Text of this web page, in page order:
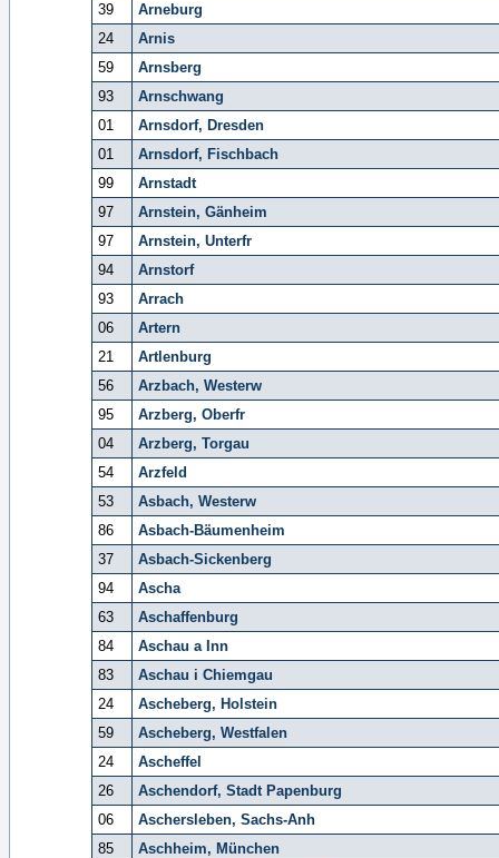
39
Arneburg
24
Arnis
59
Arnsberg
93
Arnschwang
01
Arnsdorf, Dresden
01
Arnsdorf, Fischbach
99
Arnstadt
97
Arnstein, Gänheim
97
Arnstein, Unterfr
94
Arnstorf
93
Arrach
06
Artern
21
Artlenburg
56
Arzbach, Westerw
95
Arzberg, Oberfr
04
Arzberg, Torgau
54
Arzfeld
53
Asbach, Westerw
86
Asbach-Bäumenheim
37
Asbach-Sickenberg
94
Ascha
63
Aschaffenburg
84
Aschau a Inn
83
Aschau i Chiemgau
24
Ascheberg, Holstein
59
Ascheberg, Westfalen
24
Ascheffel
26
Aschendorf, Stadt Papenburg
06
Aschersleben, Sachs-Anh
85
Aschheim, München